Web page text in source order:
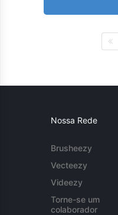
Nossa Rede
Brusheezy
Vecteezy
Videezy
Torne-se um
colaborador